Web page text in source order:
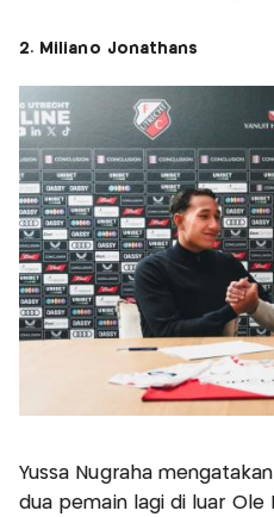
2. Miliano Jonathans
Yussa Nugraha
dua pemain lagi di luar Ole